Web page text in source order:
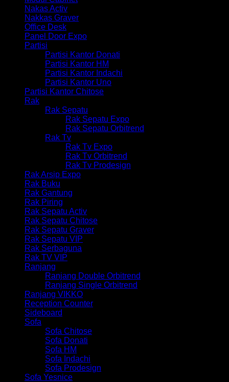
Nakas Activ
Nakkas Graver
Office Desk
Panel Door Expo
Partisi
Partisi Kantor Donati
Partisi Kantor HM
Partisi Kantor Indachi
Partisi Kantor Uno
Partisi Kantor Chitose
Rak
Rak Sepatu
Rak Sepatu Expo
Rak Sepatu Orbitrend
Rak Tv
Rak Tv Expo
Rak Tv Orbitrend
Rak Tv Prodesign
Rak Arsip Expo
Rak Buku
Rak Gantung
Rak Piring
Rak Sepatu Activ
Rak Sepatu Chitose
Rak Sepatu Graver
Rak Sepatu VIP
Rak Serbaguna
Rak TV VIP
Ranjang
Ranjang Double Orbitrend
Ranjang Single Orbitrend
Ranjang VIKKO
Reception Counter
Sideboard
Sofa
Sofa Chitose
Sofa Donati
Sofa HM
Sofa Indachi
Sofa Prodesign
Sofa Yesnice